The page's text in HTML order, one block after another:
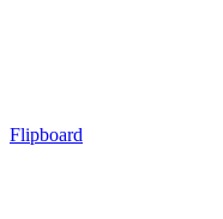
Flipboard